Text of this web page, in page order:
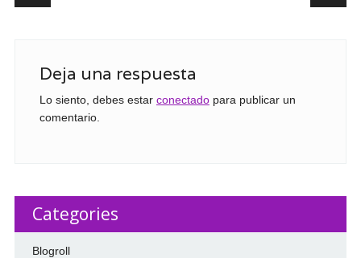
Deja una respuesta
Lo siento, debes estar conectadopara publicar un
comentario.
Categories
Blogroll